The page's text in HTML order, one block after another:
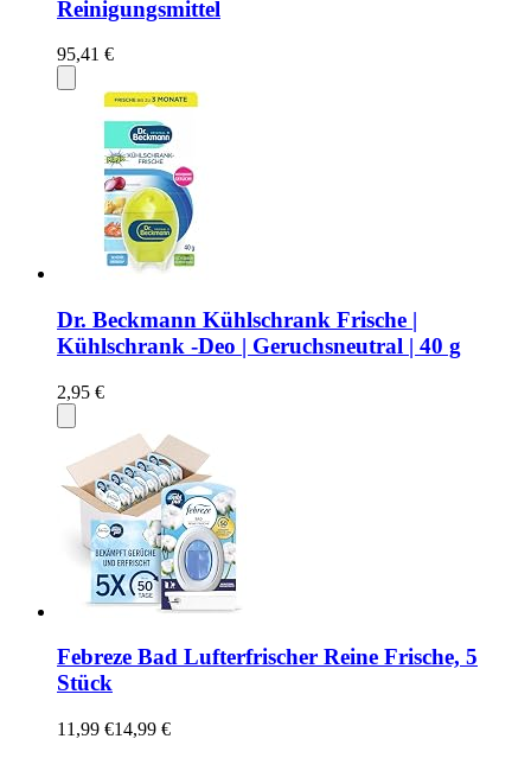
Reinigungsmittel
95,41 €
Dr. Beckmann Kühlschrank Frische |
Kühlschrank -Deo | Geruchsneutral | 40 g
2,95 €
Febreze Bad Lufterfrischer Reine Frische, 5
Stück
11,99 €14,99 €